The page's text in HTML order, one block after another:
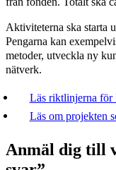
Aktiviteterna ska starta
Pengarna kan
metoder, utveckla ny
nätverk.
Läs riktlinjerna
Läs om projekten
Anmäl dig till